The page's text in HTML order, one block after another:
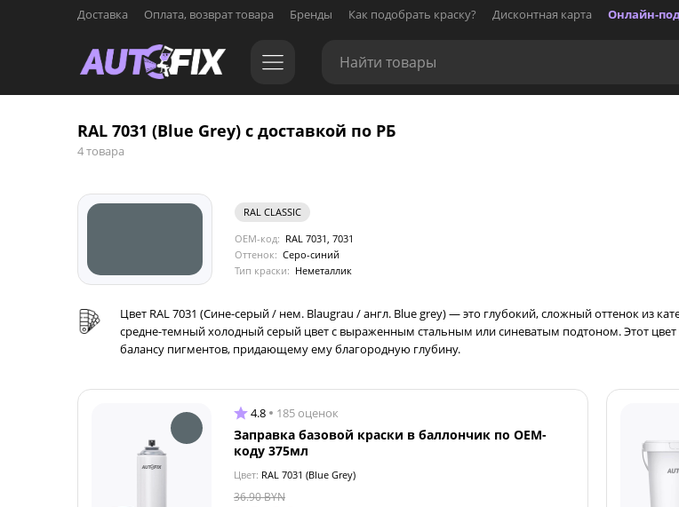
Доставка Оплата, возврат товара Бренды Как подобрать краску? Дисконтная карта Онлайн-
RAL 7031 (Blue Grey) с доставкой по РБ
4 товара
RAL CLASSIC
OEM-код: RAL 7031, 7031
Оттенок: Серо-синий
Тип краски: Неметаллик
Цвет RAL 7031 (Сине-серый / нем. Blaugrau / англ. Blue grey) — это глубокий, сложный оттенок из
средне-темный холодный серый цвет с выраженным стальным или синеватым подтоном. Этот
балансу пигментов, придающему ему благородную глубину.
4.8 185 оценок
Заправка базовой краски в баллончик по OEM-
коду 375мл
Цвет: RAL 7031 (Blue Grey)
36.90BYN